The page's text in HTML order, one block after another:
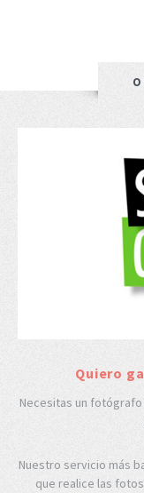
Quiero
Necesitas un
Nuestro servicio más
que realice las